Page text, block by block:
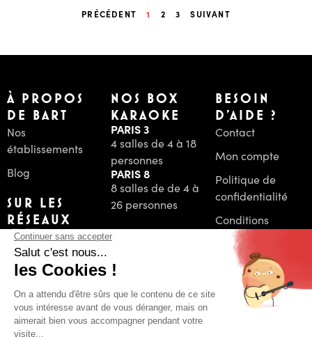
PRÉCÉDENT 1 2 3 SUIVANT
À PROPOS
DE BART
Nos
établissements
Blog
SUR LES
RÉSEAUX
PAIEMENT
SÉCURISÉ
NOS BOX
KARAOKE
PARIS 3
4 salles de 4 à 18
personnes
PARIS 8
8 salles de de 4 à
26 personnes
BESOIN
D'AIDE ?
Contact
Mon compte
Politique de
confidentialité
Conditions
Générales de
Vente
Mentions Légales